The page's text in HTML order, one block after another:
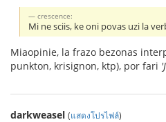
crescence:
Mi ne sciis, ke oni povas uzi la
Miaopinie, la frazo bezonas
punkton, krisignon, ktp), por fari
darkweasel (แสดงโปรไฟล์)